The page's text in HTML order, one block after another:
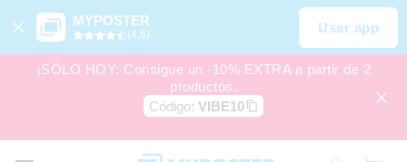
MYPOSTER
(4,6) Usar app
¡SÓLO HOY: Consigue un -10% EXTRA a partir de 2
productos.
Código: VIBE10